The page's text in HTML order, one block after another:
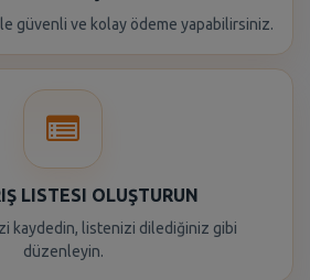
güvenli ve kolay ödeme yapabilirsiniz.
LISTESI OLUŞTURUN
kaydedin, listenizi dilediğiniz gibi
düzenleyin.